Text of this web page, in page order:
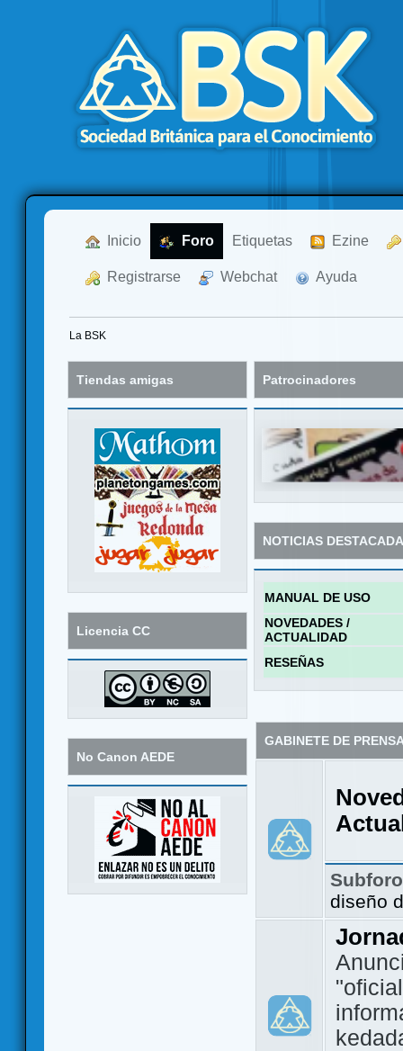
Inicio Foro Etiquetas Ezine
Registrarse Webchat Ayuda
La BSK
Tiendas amigas
Licencia CC
No Canon AEDE
Patrocinadores
NOTICIAS
MANUAL DE USO
NOVEDADES /
ACTUALIDAD
RESEÑAS
GABINETE DE
diseño